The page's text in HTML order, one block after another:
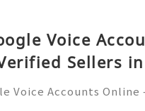
Voice
Sellers in
Voice Accounts